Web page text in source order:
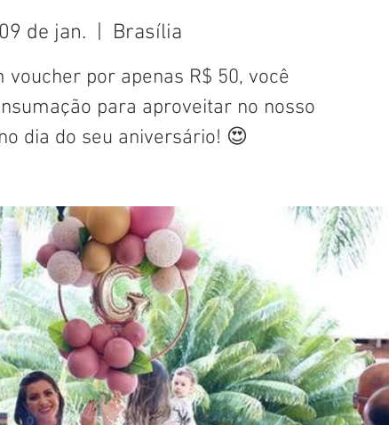
de jan.
Brasília
voucher por apenas R$ 50, você
para aproveitar no nosso
dia do seu aniversário! 😍